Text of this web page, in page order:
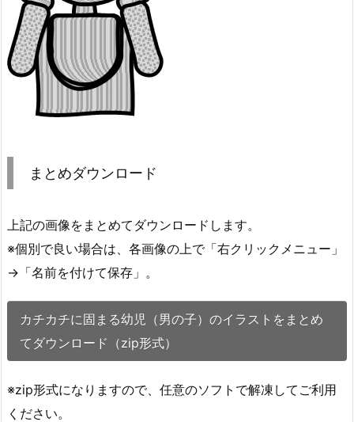
まとめダウンロード
上記の画像をまとめてダウンロードします。
※個別で良い場合は、各画像の上で「右クリックメニュー」
→「名前を付けて保存」。
カチカチに固まる幼児（男の子）のイラストをまとめ
てダウンロード（zip形式）
※zip形式になりますので、任意のソフトで解凍してご利用
ください。